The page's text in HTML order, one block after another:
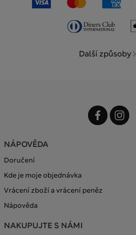
Další způsoby
NÁPOVĚDA
Doručení
Kde je moje objednávka
Vrácení zboží a vrácení peněz
Nápověda
NAKUPUJTE S NÁMI